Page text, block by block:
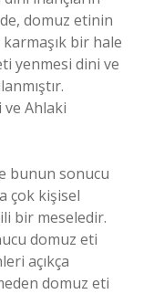
domuz etinin
bir hale
yenmesi dini ve
ve Ahlaki
bunun sonucu
çok kişisel
bir meseledir.
domuz eti
açıkça
domuz eti